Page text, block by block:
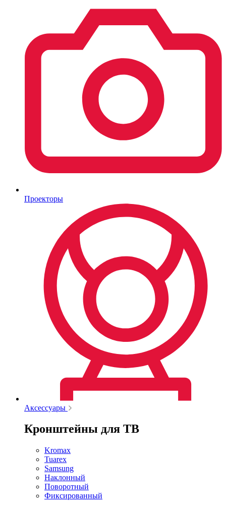
Проекторы
Аксессуары
Кронштейны для ТВ
Kromax
Tuarex
Samsung
Наклонный
Поворотный
Фиксированный